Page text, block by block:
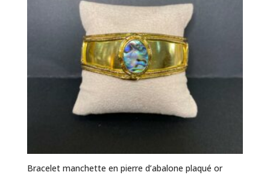
Bracelet manchette en pierre d’abalone plaqué or